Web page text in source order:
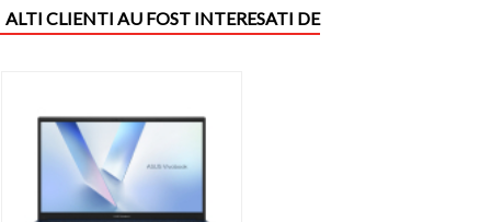
ALTI CLIENTI AU FOST INTERESATI DE